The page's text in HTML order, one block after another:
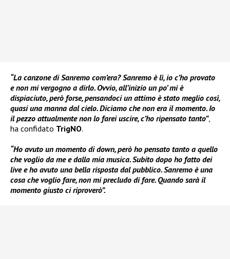
“La canzone di Sanremo com’era? Sanremo è lì, io c’ho provato
e non mi vergogno a dirlo. Ovvio, all’inizio un po’ mi è
dispiaciuto, però forse, pensandoci un attimo è stato meglio così,
quasi una manna dal cielo. Diciamo che non era il momento. Io
il pezzo attualmente non lo farei uscire, c’ho ripensato tanto”,
ha confidato TrigNO.
“Ho avuto un momento di down, però ho pensato tanto a quello
che voglio da me e dalla mia musica. Subito dopo ho fatto dei
live e ho avuto una bella risposta dal pubblico. Sanremo è una
cosa che voglio fare, non mi precludo di fare. Quando sarà il
momento giusto ci riproverò”.